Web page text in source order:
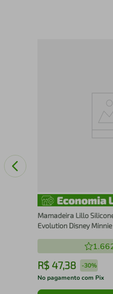
Mamadeira Lillo
Evolution Disney
R$ 47,38 -30%
No pagamento com Pix